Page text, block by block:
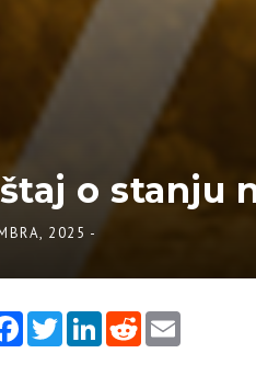
o stanju
2025 -
FacebookTwitterLinkedInReddit